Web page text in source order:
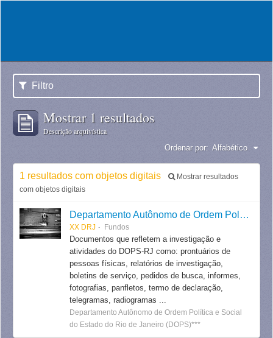
Filtro
Mostrar 1 resultados
Descrição arquivística
Ordenar por: Alfabético
1 resultados com objetos digitais
Mostrar resultados
com objetos digitais
Departamento Autônomo de Ordem Política e Social do Estado do Rio de Janeiro
XX DRJ Fundos
Documentos que refletem a investigação e
atividades do DOPS-RJ como: prontuários de
pessoas físicas, relatórios de investigação,
boletins de serviço, pedidos de busca, informes,
fotografias, panfletos, termo de declaração,
telegramas, radiogramas ...
Departamento Autônomo de Ordem Política e Social
do Estado do Rio de Janeiro (DOPS)***